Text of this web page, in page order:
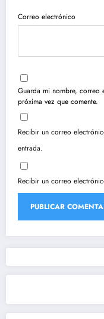
Correo electrónico
Guarda mi nombre, correo
próxima vez que comente.
Recibir un correo
entrada.
Recibir un correo